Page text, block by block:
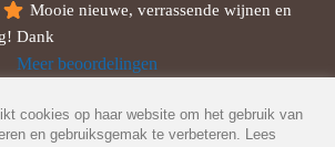
Mooie nieuwe, verrassende wijnen en
Dank
Meer beoordelingen
Veel gestelde vragen-Privacybeleid
cookies op haar website om het gebruik van
en gebruiksgemak te verbeteren. Lees